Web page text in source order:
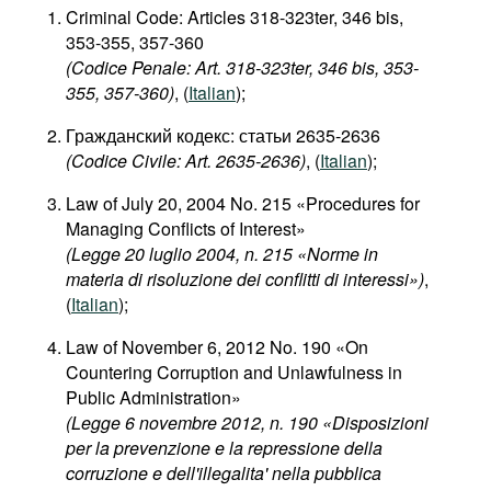
Criminal Code: Articles 318-323ter, 346 bis,
353-355, 357-360
(Codice Penale: Art. 318-323ter, 346 bis, 353-
355, 357-360), (Italian);
Гражданский кодекс: статьи 2635-2636
(Codice Civile: Art. 2635-2636), (Italian);
Law of July 20, 2004 No. 215 «Procedures for
Managing Conflicts of Interest»
(Legge 20 luglio 2004, n. 215 «Norme in
materia di risoluzione dei conflitti di interessi»),
(Italian);
Law of November 6, 2012 No. 190 «On
Countering Corruption and Unlawfulness in
Public Administration»
(Legge 6 novembre 2012, n. 190 «Disposizioni
per la prevenzione e la repressione della
corruzione e dell'illegalita' nella pubblica